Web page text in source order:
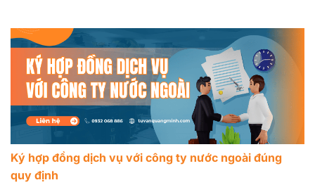
Ký hợp đồng dịch vụ với công ty nước ngoài đúng
quy định